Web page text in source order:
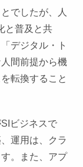
でしたが、人
と普及と共
デジタル・ト
間前提から機
転換すること
ビジネスで
運用は、クラ
。また、アプ